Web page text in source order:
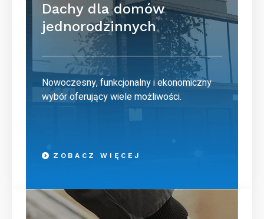
Dachy dla domów
jednorodzinnych
Nowoczesny, funkcjonalny i ekonomiczny
wybór oferujący wiele możliwości.
ZOBACZ WIĘCEJ